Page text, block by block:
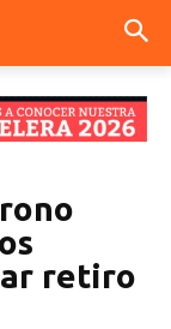
retiro